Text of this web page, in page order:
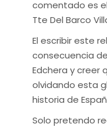
comentado es
Tte Del Barco
El escribir este
consecuencia
Edchera y creer
olvidando esta
historia de
Solo pretendo